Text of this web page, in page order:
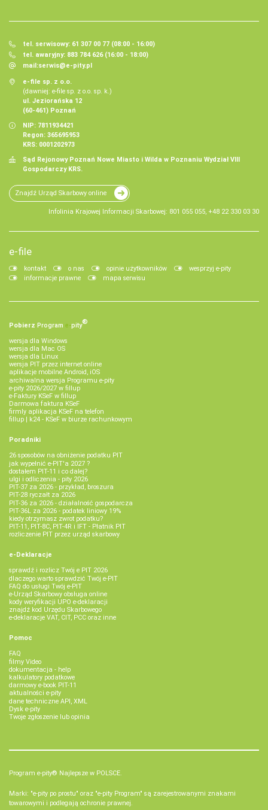
tel. serwisowy: 61 307 00 77 (08:00 - 16:00)
tel. awaryjny: 883 784 626 (16:00 - 18:00)
mail:serwis@e-pity.pl
e-file sp. z o.o.
(dawniej: e-file sp. z o.o. sp. k.)
ul. Jeziorańska 12
(60-461) Poznań
NIP: 7811934421
Regon: 365695953
KRS: 0001202973
Sąd Rejonowy Poznań Nowe Miasto i Wilda w Poznaniu Wydział VIII
Gospodarczy KRS.
Znajdź Urząd Skarbowy online
Infolinia Krajowej Informacji Skarbowej: 801 055 055, +48 22 330 03 30
e-file
kontakt o nas opinie użytkowników
wesprzyj e-pity
informacje prawne
mapa serwisu
Pobierz Program e‑pity®
wersja dla Windows
wersja dla Mac OS
wersja dla Linux
wersja PIT przez internet online
aplikacje mobilne Android, iOS
archiwalna wersja Programu e-pity
e-pity 2026/2027 w fillup
e‑Faktury KSeF w fillup
Darmowa faktura KSeF
firmly aplikacja KSeF na telefon
fillup | k24 - KSeF w biurze rachunkowym
Poradniki
26 sposobów na obniżenie podatku PIT
jak wypełnić e-PIT'a 2027 ?
dostałem PIT-11 i co dalej?
ulgi i odliczenia - pity 2026
PIT-37 za 2026 - przykład, broszura
PIT-28 ryczałt za 2026
PIT-36 za 2026 - działalność gospodarcza
PIT-36L za 2026 - podatek liniowy 19%
kiedy otrzymasz zwrot podatku?
PIT-11, PIT-8C, PIT-4R i IFT - Płatnik PIT
rozliczenie PIT przez urząd skarbowy
e-Deklaracje
sprawdź i rozlicz Twój e PIT 2026
dlaczego warto sprawdzić Twój e-PIT
FAQ do usługi Twój e-PIT
e-Urząd Skarbowy obsługa online
kody weryfikacji UPO e-deklaracji
znajdź kod Urzędu Skarbowego
e-deklaracje VAT, CIT, PCC oraz inne
Pomoc
FAQ
filmy Video
dokumentacja - help
kalkulatory podatkowe
darmowy e-book PIT-11
aktualności e-pity
dane techniczne API, XML
Dysk e-pity
Twoje zgłoszenie lub opinia
Program e-pity® Najlepsze w POLSCE.
Marki: "e-pity po prostu" oraz "e-pity Program" są zarejestrowanymi znakami
towarowymi i podlegają ochronie prawnej.